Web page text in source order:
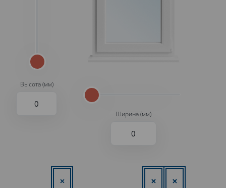
Высота (мм)
Ширина (мм)